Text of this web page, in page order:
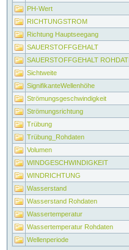
PH-Wert
RICHTUNGSTROM
Richtung Hauptseegang
SAUERSTOFFGEHALT
SAUERSTOFFGEHALT
Sichtweite
SignifikanteWellenhöhe
Strömungsgeschwindigkeit
Strömungsrichtung
Trübung
Trübung_Rohdaten
Volumen
WINDGESCHWINDIGKEIT
WINDRICHTUNG
Wasserstand
Wasserstand Rohdaten
Wassertemperatur
Wassertemperatur Rohdaten
Wellenperiode